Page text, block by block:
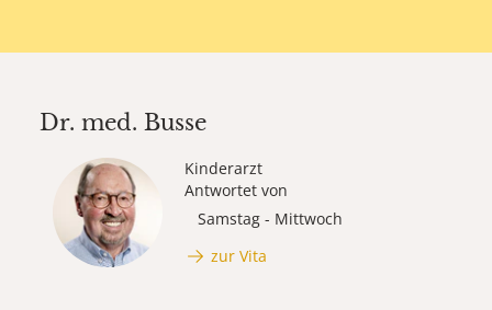
Dr. med. Busse
Kinderarzt
Antwortet von
Samstag - Mittwoch
zur Vita